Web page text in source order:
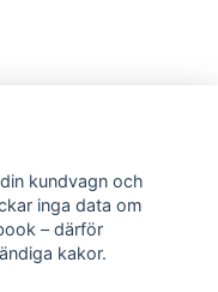
kundvagn och
inga data om
– därför
kakor.